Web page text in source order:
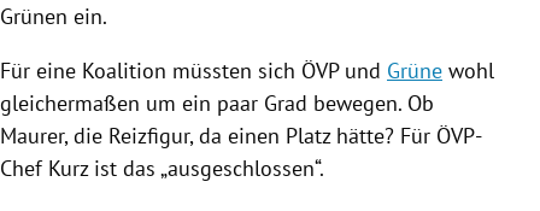
Grünen ein.
Für eine Koalition müssten sich ÖVPund Grüne wohl
gleichermaßen um ein paar Grad bewegen. Ob
Maurer, die Reizfigur, da einen Platz hätte? Für ÖVP-
Chef Kurz ist das „ausgeschlossen“.